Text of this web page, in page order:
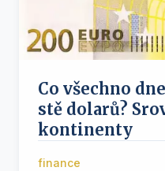
Co všechno
stě dolarů?
kontinenty
finance